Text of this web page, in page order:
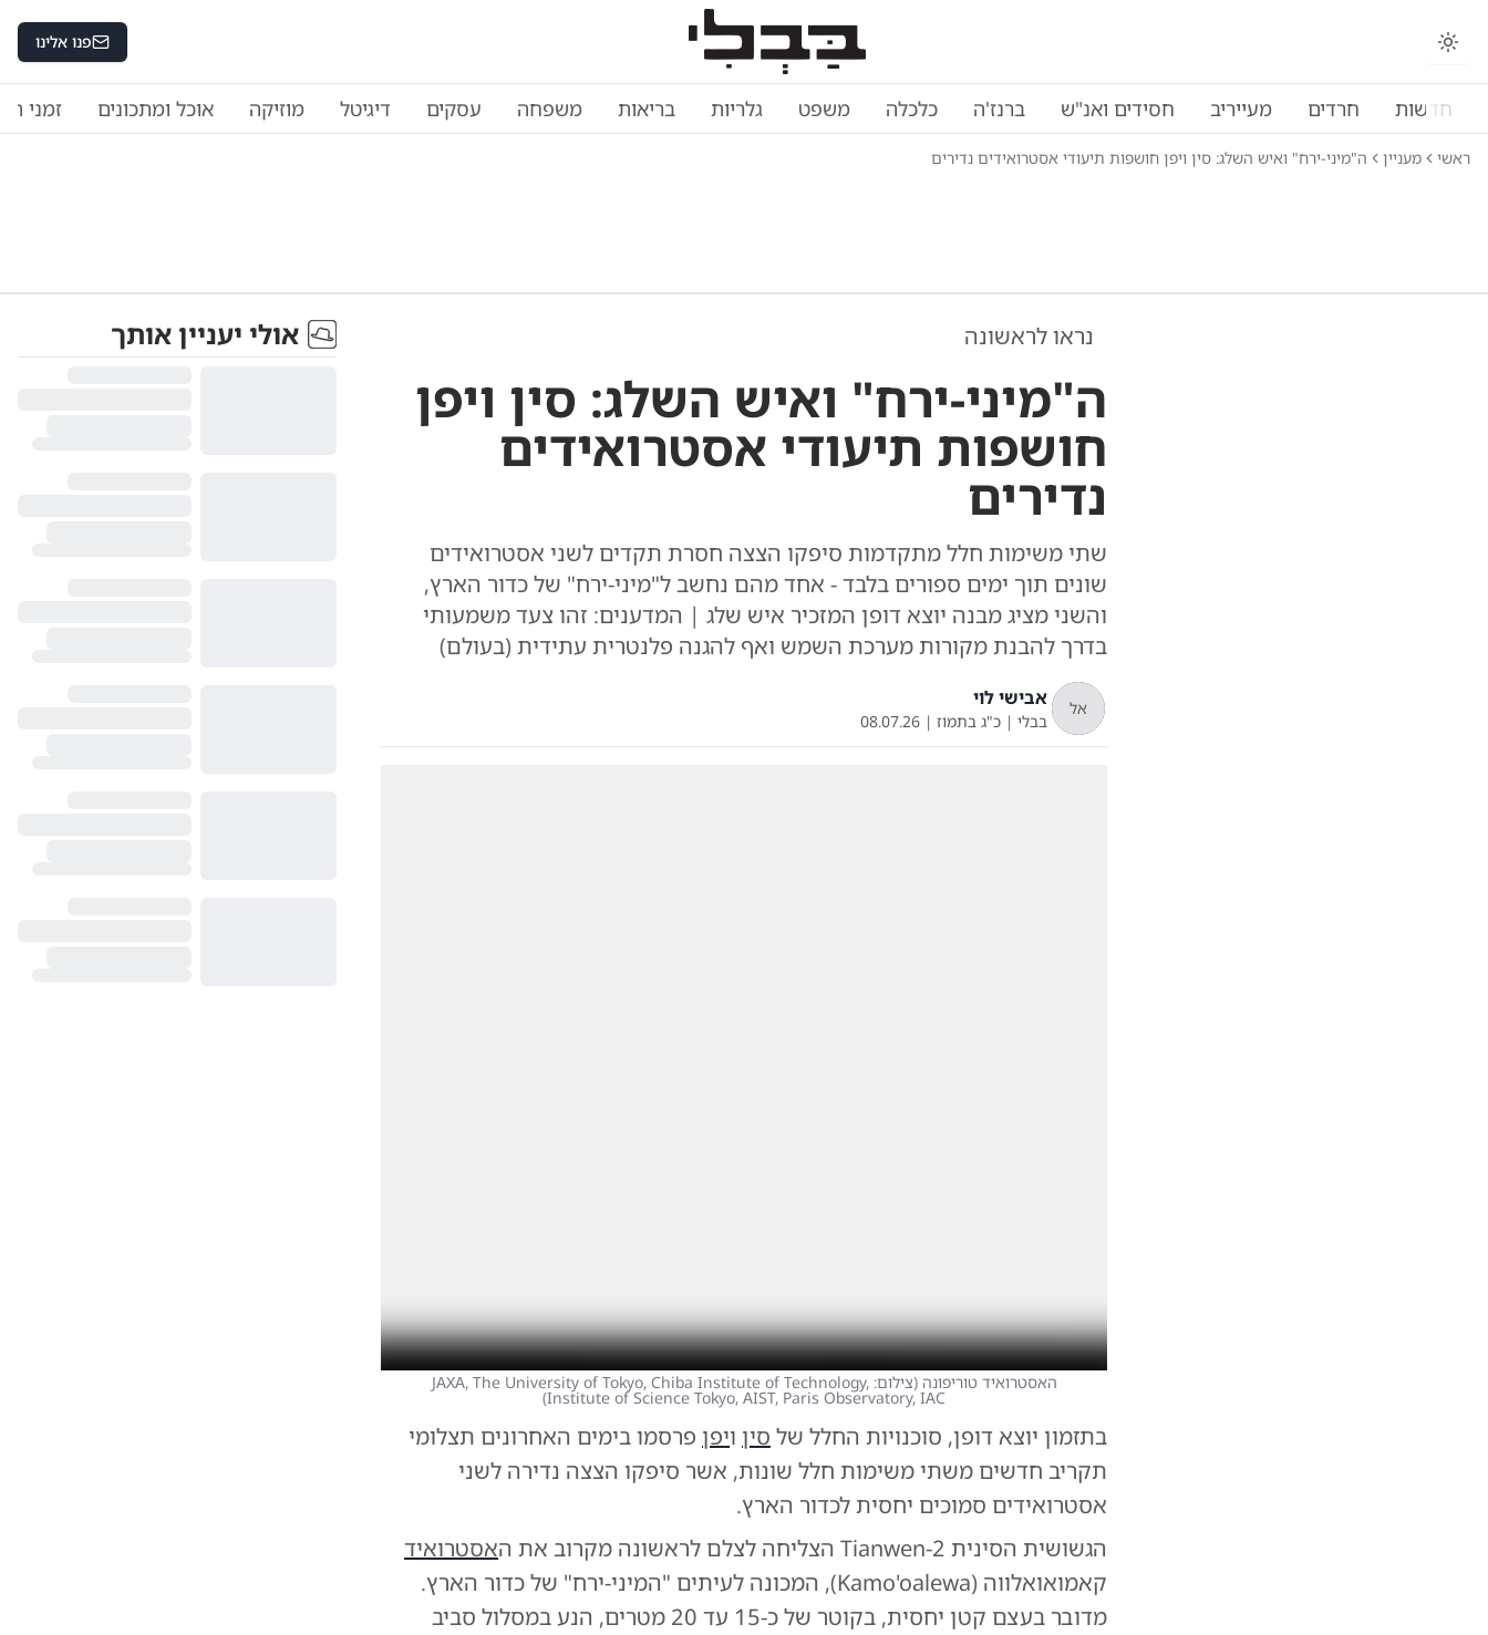
החלפת מצב תצוגה פנו אלינו
חדשות חרדים מעייריב חסידים ואנ"ש ברנז'ה כלכלה משפט גלריות בריאות משפחה עסקים דיגיטל מוזיקה אוכל ומתכונים זמני
ראשי מעניין ה"מיני-ירח" ואיש השלג: סין ויפן חושפות תיעודי אסטרואידים נדירים
נראו לראשונה
ה"מיני-ירח" ואיש השלג: סין ויפן
חושפות תיעודי אסטרואידים
נדירים
שתי משימות חלל מתקדמות סיפקו הצצה חסרת תקדים לשני אסטרואידים
שונים תוך ימים ספורים בלבד - אחד מהם נחשב ל"מיני-ירח" של כדור הארץ,
והשני מציג מבנה יוצא דופן המזכיר איש שלג | המדענים: זהו צעד משמעותי
בדרך להבנת מקורות מערכת השמש ואף להגנה פלנטרית עתידית (בעולם)
אל אבישי לוי
בבלי| כ"ג בתמוז |
08.07.26
האסטרואיד טוריפונה ( צילום: JAXA, The University of Tokyo, Chiba Institute of Technology,
Institute of Science Tokyo, AIST, Paris Observatory, IAC
)
בתזמון יוצא דופן, סוכנויות החללשל סין ויפן פרסמו בימים האחרונים תצלומי
תקריב חדשים משתי משימות חלל שונות, אשר סיפקו הצצה נדירה לשני
אסטרואידים סמוכים יחסית לכדור הארץ.
הגשושית הסינית Tianwen-2 הצליחה לצלם לראשונה מקרוב את ה
אסטרואיד
קאמואואלווה (Kamo'oalewa), המכונה לעיתים "המיני-ירח" של כדור הארץ.
מדובר בעצם קטן יחסית, בקוטר של כ-15 עד 20 מטרים, הנע במסלול סביב
אולי יעניין אותך